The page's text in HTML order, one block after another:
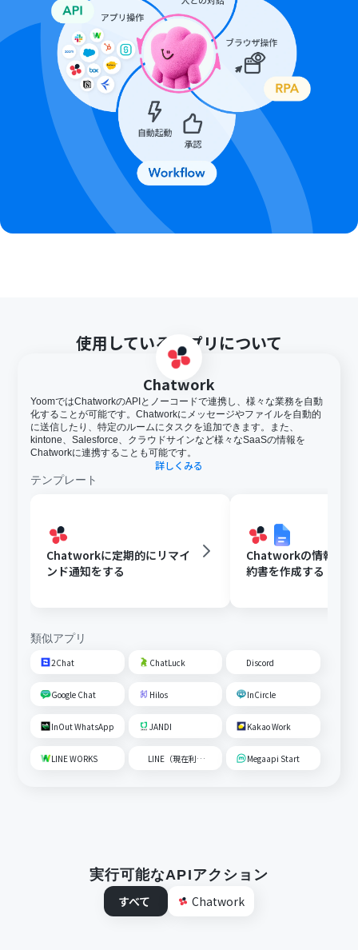
使用しているアプリについて
Chatwork
YoomではChatworkのAPIとノーコードで連携し、様々な業務を自動
化することが可能です。Chatworkにメッセージやファイルを自動的
に送信したり、特定のルームにタスクを追加できます。また、
kintone、Salesforce、クラウドサインなど様々なSaaSの情報を
Chatworkに連携することも可能です。
詳しくみる
テンプレート
Chatworkに定期的にリマイ
ンド通知をする
Chatworkの情報を
約書を作成する
類似アプリ
2Chat ChatLuck Discord
Google Chat Hilos InCircle
InOut WhatsApp JANDI Kakao Work
LINE WORKS LINE（現在利用不可） Megaapi Start
実行可能なAPIアクション
すべて
Chatwork